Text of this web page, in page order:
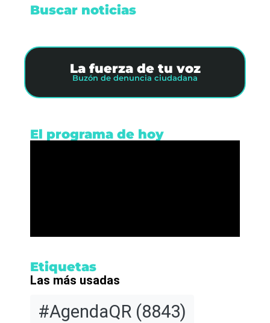
Buscar noticias
La fuerza de tu voz
Buzón de denuncia ciudadana
El programa de hoy
Etiquetas
Las más usadas
#AgendaQR (8843)